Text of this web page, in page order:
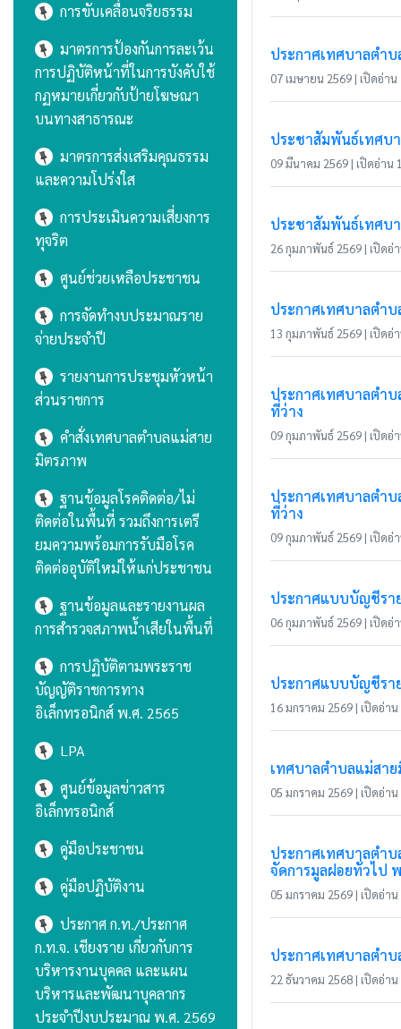
การขับเคลื่อนจริยธรรม
มาตรการป้องกันการละเว้น
การปฏิบัติหน้าที่ในการบังคับใช้
กฏหมายเกี่ยวกับป้ายโฆษณา
บนทางสาธารณะ
มาตรการส่งเสริมคุณธรรม
และความโปร่งใส
การประเมินความเสี่ยงการ
ทุจริต
ศูนย์ช่วยเหลือประชาชน
การจัดทำงบประมาณราย
จ่ายประจำปี
รายงานการประชุมหัวหน้า
ส่วนราชการ
คำสั่งเทศบาลตำบลแม่สาย
มิตรภาพ
ฐานข้อมูลโรคติดต่อ/ไม่
ติดต่อในพื้นที่ รวมถึงการเตรี
ยมความพร้อมการรับมือโรค
ติดต่ออุบัติใหม่ให้แก่ประชาชน
ฐานข้อมูลและรายงานผล
การสำรวจสภาพน้ำเสียในพื้นที่
การปฏิบัติตามพระราช
บัญญัติราชการทาง
อิเล็กทรอนิกส์ พ.ศ. 2565
LPA
ศูนย์ข้อมูลข่าวสาร
อิเล็กทรอนิกส์
คู่มือประชาชน
คู่มือปฏิบัติงาน
ประกาศ ก.ท./ประกาศ
ก.ท.จ. เชียงราย เกี่ยวกับการ
บริหารงานบุคคล และแผน
บริหารและพัฒนาบุคลากร
ประจำปีงบประมาณ พ.ศ. 2569
ประกาศเทศบาลตำ
07 เมษายน 2569 | เปิดอ่าน
ประชาสัมพันธ์เทศบ
09 มีนาคม 2569 | เปิดอ่าน
ประชาสัมพันธ์เทศบ
26 กุมภาพันธ์ 2569 | เปิดอ่
ประกาศเทศบาลตำ
13 กุมภาพันธ์ 2569 | เปิดอ่
ประกาศเทศบาลตำ
ที่ว่าง
09 กุมภาพันธ์ 2569 | เปิดอ่
ประกาศเทศบาลตำ
ที่ว่าง
09 กุมภาพันธ์ 2569 | เปิดอ่
ประกาศแบบบัญชีรา
06 กุมภาพันธ์ 2569 | เปิดอ่
ประกาศแบบบัญชีรา
16 มกราคม 2569 | เปิดอ่าน
เทศบาลตำบลแม่สา
05 มกราคม 2569 | เปิดอ่าน
ประกาศเทศบาลตำ
จัดการมูลฝอยทั่วไป
05 มกราคม 2569 | เปิดอ่าน
ประกาศเทศบาลตำ
22 ธันวาคม 2568 | เปิดอ่าน